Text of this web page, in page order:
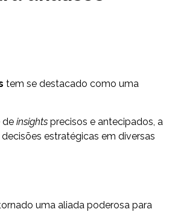
tem se destacado como uma
de insights precisos e antecipados, a
estratégicas em diversas
uma aliada poderosa para